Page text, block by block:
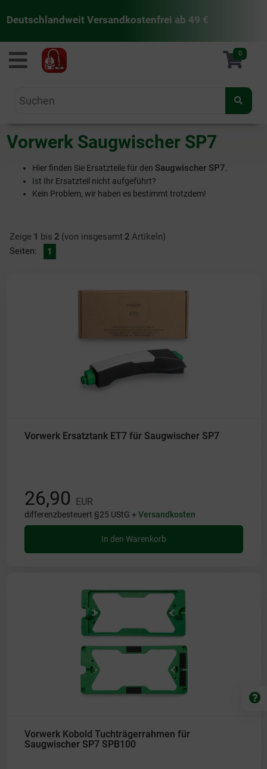
Deutschlandweit Versandkostenfrei ab 49 €
staubsaugermanufaktur 0
Vorwerk Saugwischer SP7
Hier finden Sie Ersatzteile für den Saugwischer SP7
Ist Ihr Ersatzteil nicht aufgeführt?
Kein Problem, wir haben es bestimmt trotzdem!
Zeige 1 bis 2 (von insgesamt 2 Artikeln)
Seiten:
1
Vorwerk Ersatztank ET7 für Saugwischer SP7
26,90 EUR
differenzbesteuert §25 UStG +Versandkosten
In den Warenkorb
Vorwerk Kobold Tuchträgerrahmen für
Saugwischer SP7 SPB100